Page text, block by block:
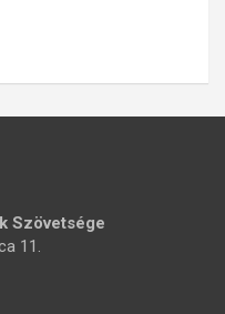
Szövetsége
11.